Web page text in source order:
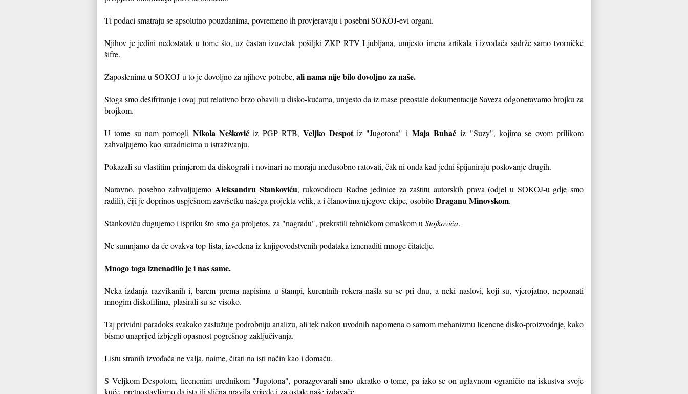
Ti podaci smatraju se apsolutno pouzdanima, povremeno ih provjeravaju i posebni SOKOJ-evi organi.
Njihov je jedini nedostatak u tome što, uz častan izuzetak pošiljki ZKP RTV Ljubljana, umjesto imena artikala i izvođača sadrže samo tvorničke
šifre.
Zaposlenima u SOKOJ-u to je dovoljno za njihove potrebe, ali nama nije bilo dovoljno za naše.
Stoga smo dešifriranje i ovaj put relativno brzo obavili u disko-kućama, umjesto da iz mase preostale dokumentacije Saveza odgonetavamo brojku za
brojkom.
U tome su nam pomogli Nikola Neškovićiz PGP RTB,Veljko Despotiz "Jugotona" i Maja Buhač iz "Suzy", kojima se ovom prilikom
zahvaljujemo kao suradnicima u istraživanju.
Pokazali su vlastitim primjerom da diskografi i novinari ne moraju međusobno ratovati, čak ni onda kad jedni špijuniraju poslovanje drugih.
Naravno, posebno zahvaljujemo Aleksandru Stankoviću, rukovodiocu Radne jedinice za zaštitu autorskih prava (odjel u SOKOJ-u gdje smo
radili), čiji je doprinos uspješnom završetku našega projekta velik, a i članovima njegove ekipe, osobitoDraganu Minovskom.
Stankoviću dugujemo i ispriku što smo ga proljetos, za "nagradu", prekrstili tehničkom omaškom u Stojkovića.
Ne sumnjamo da će ovakva top-lista, izvedena iz knjigovodstvenih podataka iznenaditi mnoge čitatelje.
Mnogo toga iznenadilo je i nas same.
Neka izdanja razvikanih i, barem prema napisima u štampi, kurentnih rokera našla su se pri dnu, a neki naslovi, koji su, vjerojatno, nepoznati
mnogim diskofilima, plasirali su se visoko.
Taj prividni paradoks svakako zaslužuje podrobniju analizu, ali tek nakon uvodnih napomena o samom mehanizmu licencne disko-proizvodnje, kako
bismo unaprijed izbjegli opasnost pogrešnog zaključivanja.
Listu stranih izvođača ne valja, naime, čitati na isti način kao i domaću.
S Veljkom Despotom, licencnim urednikom "Jugotona", porazgovarali smo ukratko o tome, pa iako se on uglavnom ograničio na iskustva svoje
kuće, pretpostavljamo da ista ili slična pravila vrijede i za ostale naše izdavače.